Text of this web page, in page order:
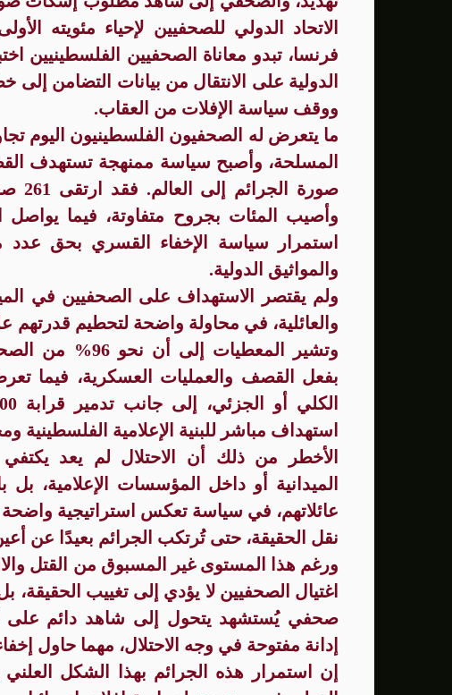
الاتحاد الدولي للصحفيين لإحياء مئويته
فرنسا، تبدو معاناة الصحفيين الفلسطينيين
الدولية على الانتقال من بيانات التضامن
ووقف سياسة الإفلات من العقاب.
ما يتعرض له الصحفيون الفلسطينيون اليوم
المسلحة، وأصبح سياسة ممنهجة تستهدف
استمرار سياسة الإخفاء القسري بحق عدد
والمواثيق الدولية.
ولم يقتصر الاستهداف على الصحفيين في
والعائلية، في محاولة واضحة لتحطيم قدرتهم
وتشير المعطيات
استهداف مباشر للبنية الإعلامية
الأخطر من ذلك أن الاحتلال لم يعد يكتفي
الميدانية أو داخل المؤسسات الإعلامية،
عائلاتهم، في سياسة تعكس استراتيجية
نقل الحقيقة، حتى تُرتكب الجرائم بعيدًا عن
ورغم هذا المستوى غير المسبوق من القتل
اغتيال الصحفيين لا يؤدي إلى تغييب الحقيقة،
صحفي يُستشهد يتحول إلى شاهد دائم على
إدانة مفتوحة في وجه الاحتلال، مهما حاول
إن استمرار هذه الجرائم بهذا الشكل